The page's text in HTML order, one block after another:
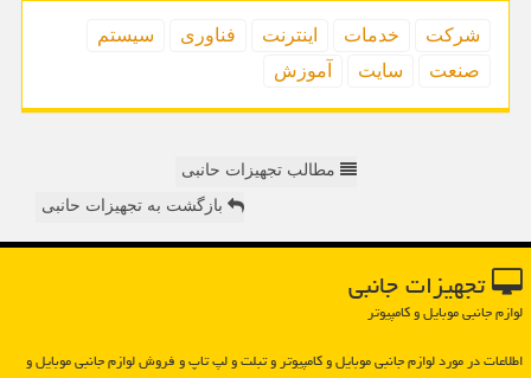
شركت خدمات اینترنت فناوری
سیستم
صنعت
سایت آموزش
مطالب تجهیزات حانبی
بازگشت به تجهیزات حانبی
تجهیزات جانبی
لوازم جانبی موبایل و کامپیوتر
اطلاعات در مورد لوازم جانبی موبایل و كامپیوتر و تبلت و لپ تاپ و فروش لوازم جانبی موبایل و